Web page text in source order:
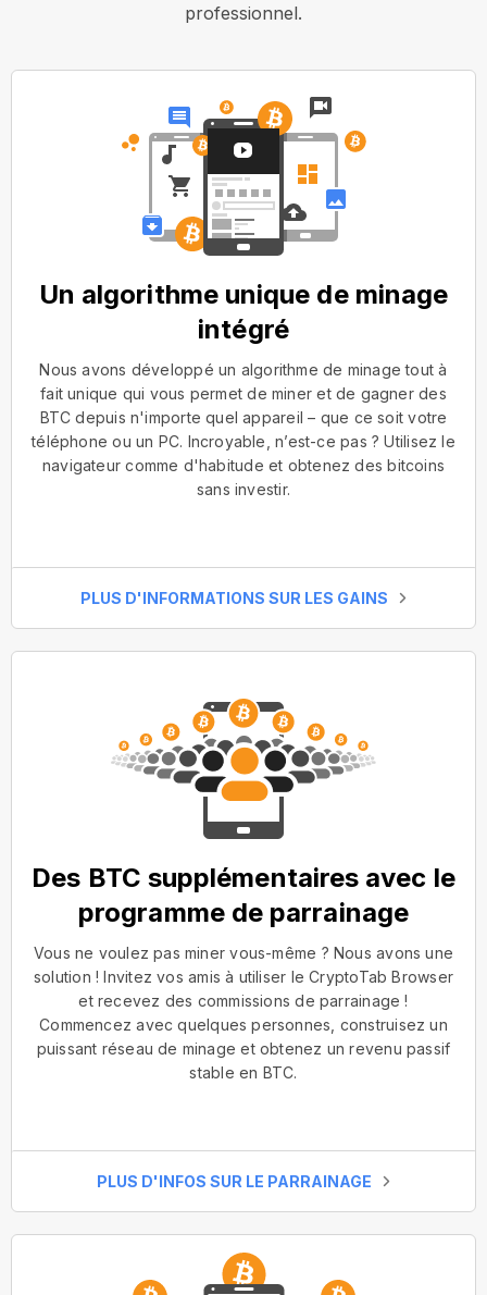
professionnel.
Un algorithme unique de minage
intégré
Nous avons développé un algorithme de minage tout à
fait unique qui vous permet de miner et de gagner des
BTC depuis n'importe quel appareil – que ce soit votre
téléphone ou un PC. Incroyable, n’est-ce pas ? Utilisez le
navigateur comme d'habitude et obtenez des bitcoins
sans investir.
PLUS D'INFORMATIONS SUR LES GAINS
Des BTC supplémentaires avec le
programme de parrainage
Vous ne voulez pas miner vous-même ? Nous avons une
solution ! Invitez vos amis à utiliser le CryptoTab Browser
et recevez des commissions de parrainage !
Commencez avec quelques personnes, construisez un
puissant réseau de minage et obtenez un revenu passif
stable en BTC.
PLUS D'INFOS SUR LE PARRAINAGE